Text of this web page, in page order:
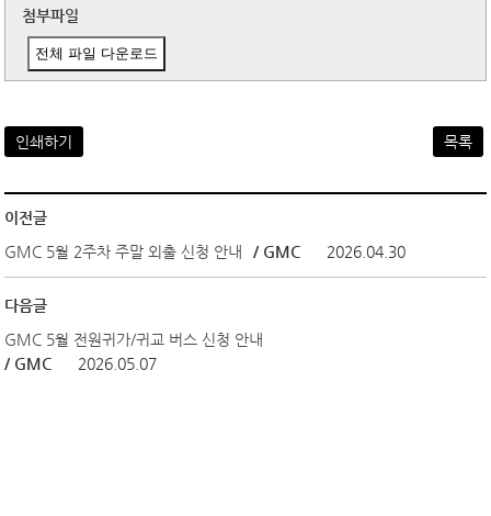
첨부파일
전체 파일 다운로드
인쇄하기 목록
이전글
GMC 5월 2주차 주말 외출 신청 안내
/ GMC 2026.04.30
다음글
GMC 5월 전원귀가/귀교 버스 신청 안내
/ GMC
2026.05.07